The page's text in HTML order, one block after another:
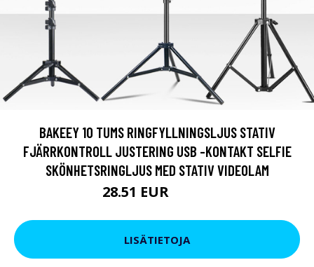
BAKEEY 10 TUMS RINGFYLLNINGSLJUS STATIV
FJÄRRKONTROLL JUSTERING USB -KONTAKT SELFIE
SKÖNHETSRINGLJUS MED STATIV VIDEOLAM
28.51 EUR
LISÄTIETOJA